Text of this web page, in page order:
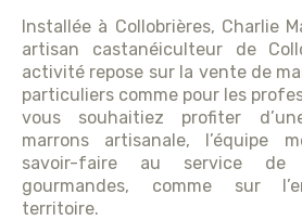
Installée à Collobrières, Charlie
artisan castanéiculteur de
activité repose sur la vente de
particuliers comme pour les
vous souhaitiez profiter
marrons artisanale, l’équipe
savoir-faire au service de
gourmandes, comme sur
territoire.